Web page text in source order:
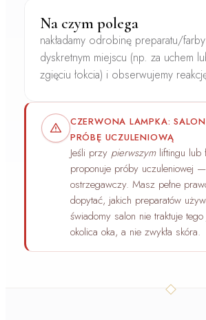
Na czym polega
nakładamy odrobinę preparatu/
dyskretnym miejscu (np. za uchem
zgięciu łokcia) i obserwujemy
CZERWONA LAMPKA:
PRÓBĘ UCZULENIOWĄ
Jeśli przy pierwszymliftingu lub
proponuje próby uczuleniowej
ostrzegawczy. Masz pełne
dopytać, jakich preparatów
świadomy salon nie traktuje
okolica oka, a nie zwykła skóra.